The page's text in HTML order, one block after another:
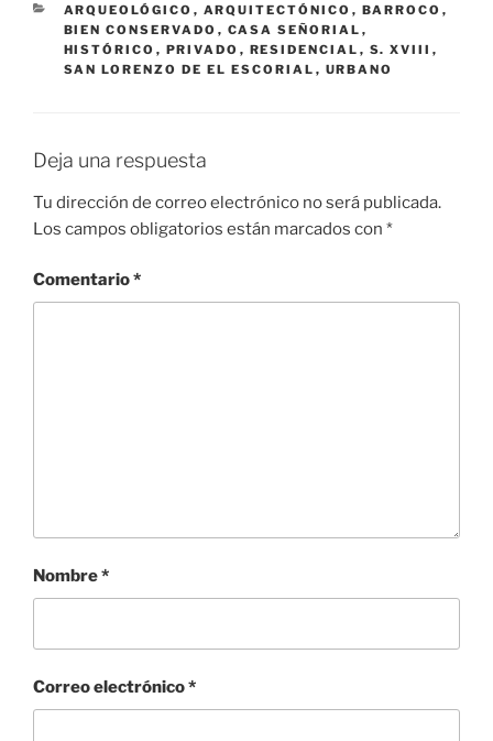
CATEGORÍAS
ARQUEOLÓGICO , ARQUITECTÓNICO , BARROCO ,
BIEN CONSERVADO , CASA SEÑORIAL ,
HISTÓRICO , PRIVADO , RESIDENCIAL , S. XVIII ,
SAN LORENZO DE EL ESCORIAL , URBANO
Deja una respuesta
Tu dirección de correo electrónico no será publicada.
Los campos obligatorios están marcados con *
Comentario*
Nombre*
Correo electrónico*